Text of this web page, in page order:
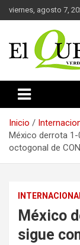
Saltar
al
viernes, agosto 7,
El
Inicio
México derrota
octogonal de
México
sigue